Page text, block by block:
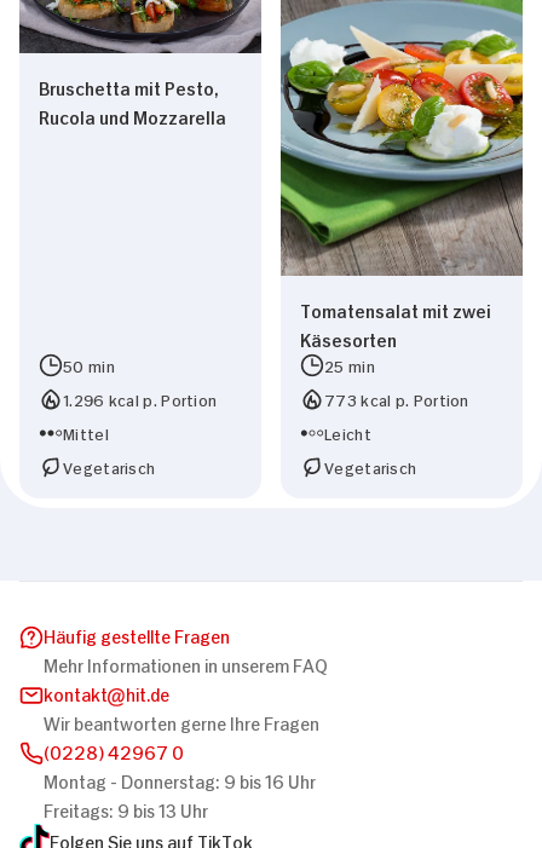
Bruschetta mit Pesto,
Rucola und Mozzarella
50 min
1.296 kcal p. Portion
Mittel
Vegetarisch
Tomatensalat mit zwei
Käsesorten
25 min
773 kcal p. Portion
Leicht
Vegetarisch
Häufig gestellte Fragen
Mehr Informationen in unserem FAQ
kontakt
hit.de
Wir beantworten gerne Ihre Fragen
(0228) 42967 0
Montag - Donnerstag: 9 bis 16 Uhr
Freitags: 9 bis 13 Uhr
Folgen Sie uns auf TikTok